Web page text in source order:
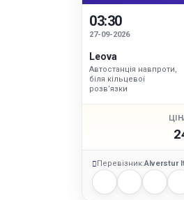
03:30
27-09-2026
Leova
Автостанція навпроти,
біля кільцевої
розв’язки
Перевізник:Alverstur